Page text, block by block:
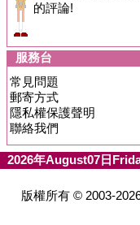
的評論!
服務台
常見問題
郵寄方式
隱私權保護聲明
聯絡我們
2026年August07日
版權所有 © 2003-